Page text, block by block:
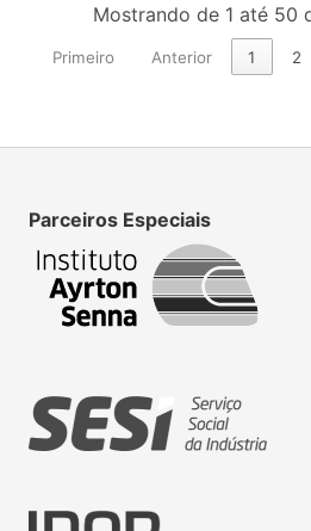
Mostrando de 1 até 50
Primeiro Anterior 1 2
Parceiros Especiais